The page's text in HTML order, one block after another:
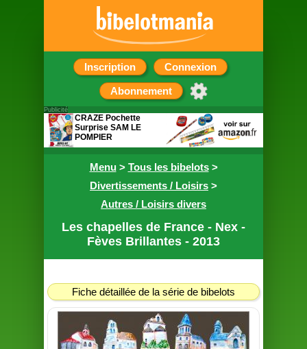
Inscription Connexion
Abonnement
Menu> Tous les bibelots>
Divertissements / Loisirs >
Autres / Loisirs divers
Les chapelles de France - Nex -
Fèves Brillantes - 2013
Fiche détaillée de la série de bibelots
Publicité
CRAZE Pochette
Surprise SAM LE
POMPIER
cadeaux